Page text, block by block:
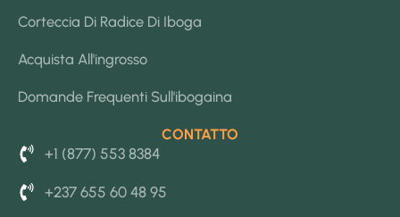
Corteccia Di Radice Di Iboga
Acquista All'ingrosso
Domande Frequenti Sull'ibogaina
CONTATTO
+1 (877) 553 8384
+237 655 60 48 95